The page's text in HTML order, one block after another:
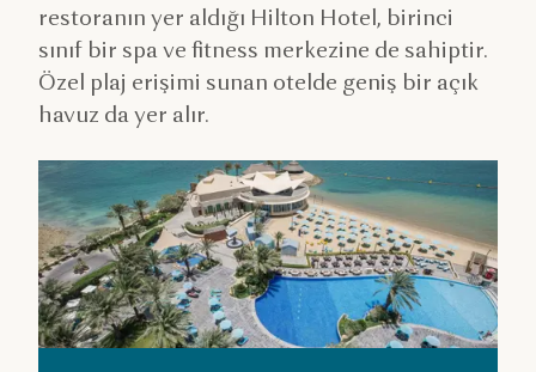
restoranın yer aldığı Hilton Hotel, birinci
sınıf bir spa ve fitness merkezine de sahiptir.
Özel plaj erişimi sunan otelde geniş bir açık
havuz da yer alır.